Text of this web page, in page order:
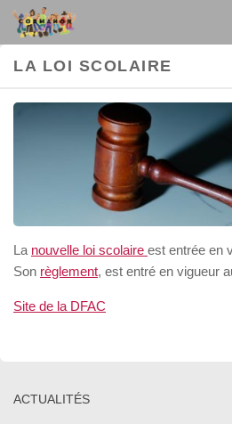
Au dessous du contenu
LA LOI SCOLAIRE
La nouvelle loi scolaire est entrée en
Son règlement, est entré en vigueur
Site de la DFAC
ACTUALITÉS